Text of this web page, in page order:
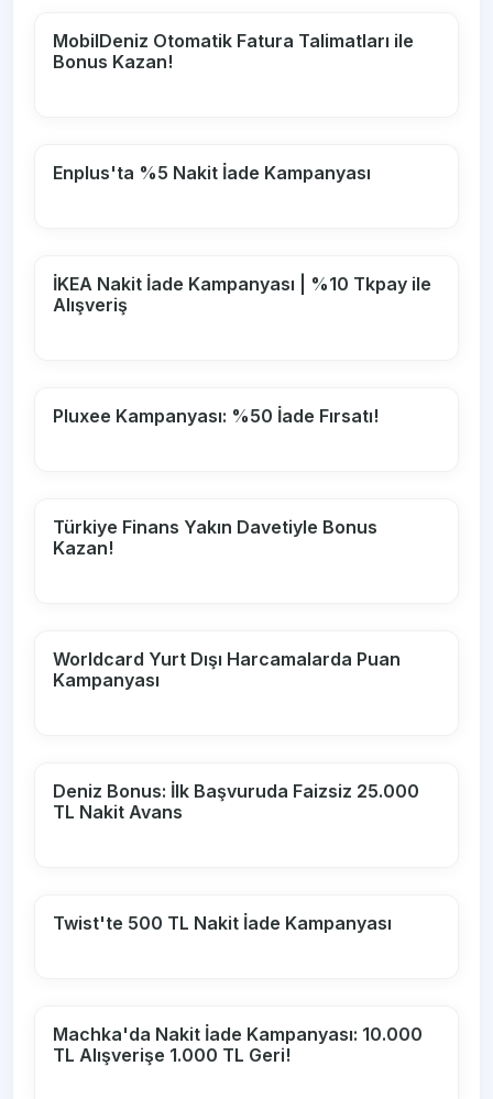
MobilDeniz Otomatik Fatura Talimatları ile
Bonus Kazan!
Enplus'ta %5 Nakit İade Kampanyası
İKEA Nakit İade Kampanyası | %10 Tkpay ile
Alışveriş
Pluxee Kampanyası: %50 İade Fırsatı!
Türkiye Finans Yakın Davetiyle Bonus
Kazan!
Worldcard Yurt Dışı Harcamalarda Puan
Kampanyası
Deniz Bonus: İlk Başvuruda Faizsiz 25.000
TL Nakit Avans
Twist'te 500 TL Nakit İade Kampanyası
Machka'da Nakit İade Kampanyası: 10.000
TL Alışverişe 1.000 TL Geri!